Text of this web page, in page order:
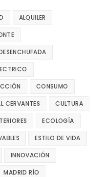
ALQUILER
CONSUMO
CERVANTES CULTURA
ECOLOGÍA
ESTILO DE VIDA
INNOVACIÓN
MADRID RÍO